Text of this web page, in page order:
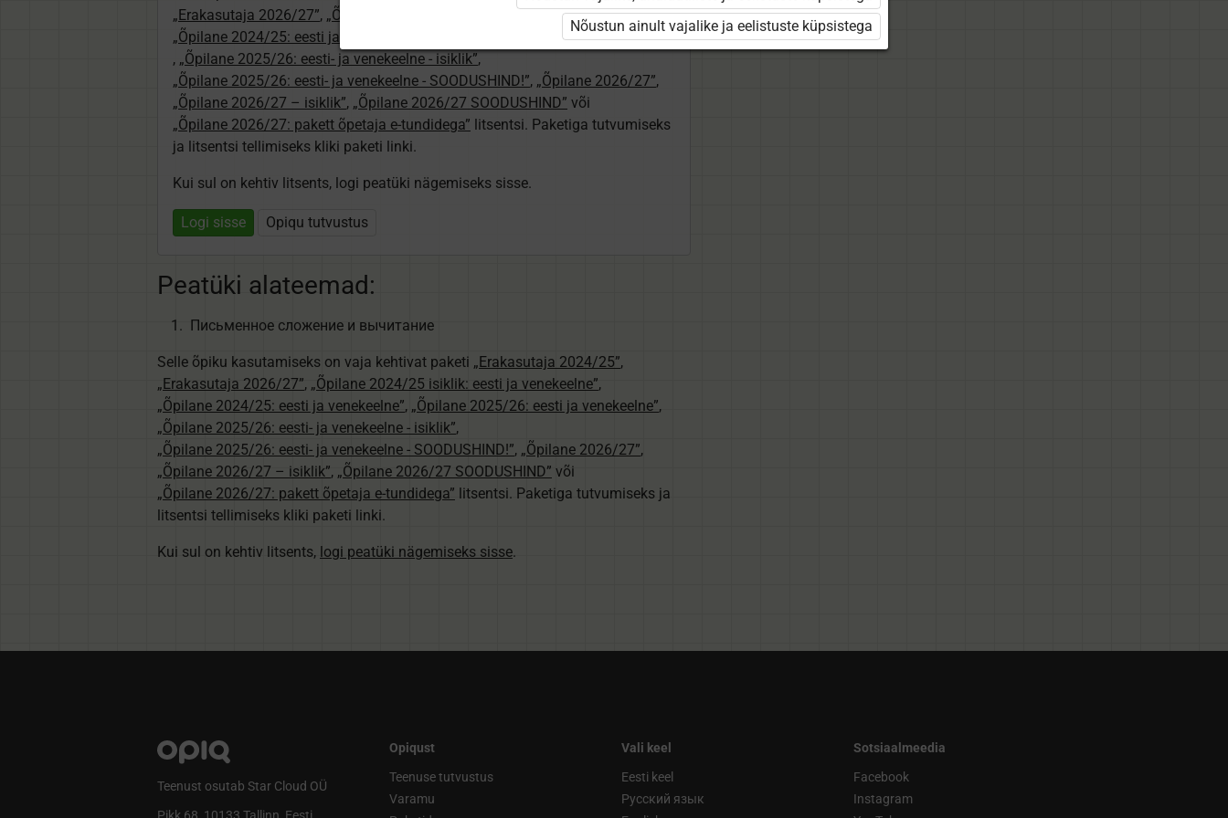
„Erakasutaja 2026/27”, „Õpilane 2024/25 isiklik: eesti ja venekeelne”,
„Õpilane 2024/25: eesti ja venekeelne”
„Õpilane 2025/26: eesti ja venekeelne”
, „Õpilane 2025/26: eesti- ja venekeelne - isiklik”,
„Õpilane 2025/26: eesti- ja venekeelne - SOODUSHIND!”, „Õpilane 2026/27”,
„Õpilane 2026/27 – isiklik”, „Õpilane 2026/27 SOODUSHIND” või
„Õpilane 2026/27: pakett õpetaja e-tundidega” litsentsi. Paketiga tutvumiseks
ja litsentsi tellimiseks kliki paketi linki.
Kui sul on kehtiv litsents, logi peatüki nägemiseks sisse.
Logi sisse Opiqu tutvustus
Peatüki alateemad:
Письменное сложе­ние и вычитание
Selle õpiku kasutamiseks on vaja kehtivat paketi „Erakasutaja 2024/25”,
„Erakasutaja 2026/27”, „Õpilane 2024/25 isiklik: eesti ja venekeelne”,
„Õpilane 2024/25: eesti ja venekeelne”, „Õpilane 2025/26: eesti ja venekeelne”,
„Õpilane 2025/26: eesti- ja venekeelne - isiklik”,
„Õpilane 2025/26: eesti- ja venekeelne - SOODUSHIND!”, „Õpilane 2026/27”,
„Õpilane 2026/27 – isiklik”, „Õpilane 2026/27 SOODUSHIND” või
„Õpilane 2026/27: pakett õpetaja e-tundidega” litsentsi. Paketiga tutvumiseks ja
litsentsi tellimiseks kliki paketi linki.
Kui sul on kehtiv litsents, logi peatüki nägemiseks sisse.
Teenust osutab Star Cloud OÜ
Opiqust
Teenuse tutvustus
Varamu
Vali keel
Eesti keel
Русский язык
Sotsiaalmeedia
Facebook
Instagram
Nõustun ainult vajalike ja eelistuste küpsistega